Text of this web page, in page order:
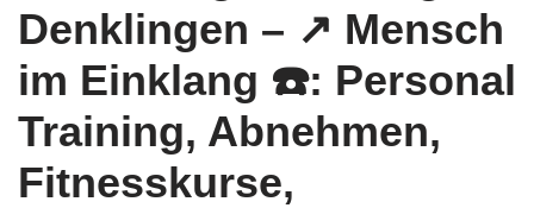
Denklingen – ↗️ Mensch
im Einklang ☎️: Personal
Training, Abnehmen,
Fitnesskurse,